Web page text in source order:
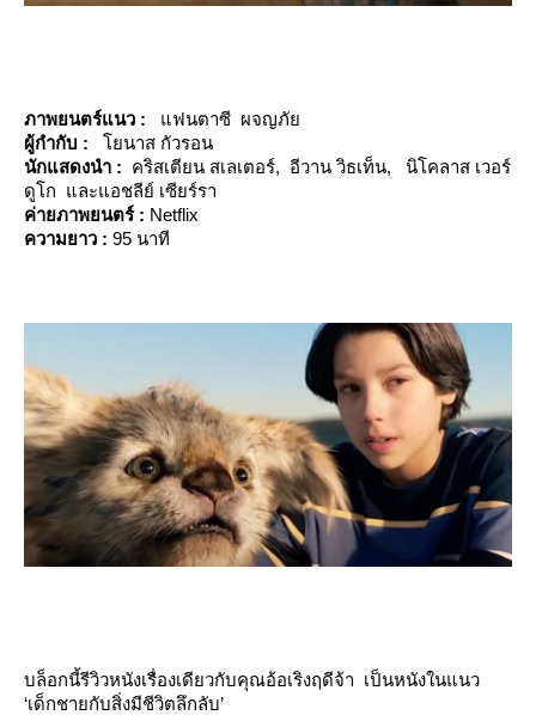
ภาพยนตร์แนว :
ฟนตาซี ผจญภั
ผู้กำกับ : นาส กัวรอน
นักแสดงนำ : คริสเตียน สเลเตอร์, อีวาน วิธเท็น, นิโคลาส เวอร์
ดูโก และแอชลีย์ เซียร์รา
ค่ายภาพยนตร์ : Netflix
ความยาว : 95 นาที
บล็อกนี้รีวิวหนังเรื่องเดียวกับคุณอ้อเริงฤดีจ้า เป็นหนังในแนว
‘เด็กชายกับสิ่งมีชีวิตลึกลับ’